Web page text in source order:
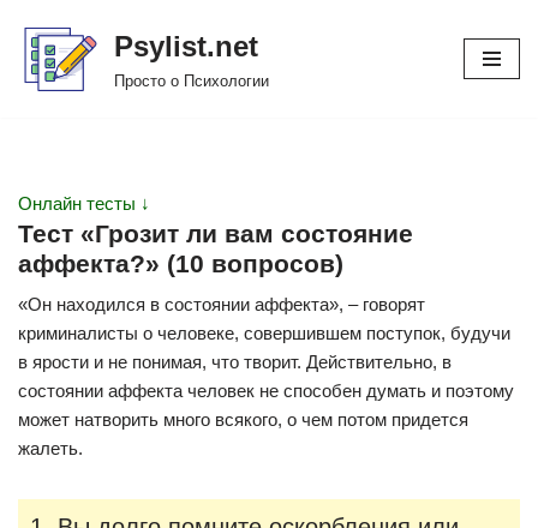
Перейти
Psylist.net
Просто о Психологии
Онлайн тесты ↓
Тест «Грозит ли вам состояние
аффекта?» (10 вопросов)
«Он находился в состоянии аффекта», – говорят
криминалисты о человеке, совершившем поступок, будучи
в ярости и не понимая, что творит. Действительно, в
состоянии аффекта человек не способен думать и поэтому
может натворить много всякого, о чем потом придется
жалеть.